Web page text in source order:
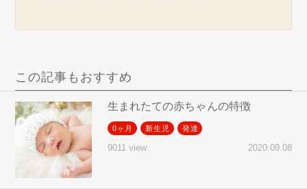
この記事もおすすめ
生まれたての赤ちゃんの特徴
0ヶ月 新生児 発達
9011 view 2020.09.08